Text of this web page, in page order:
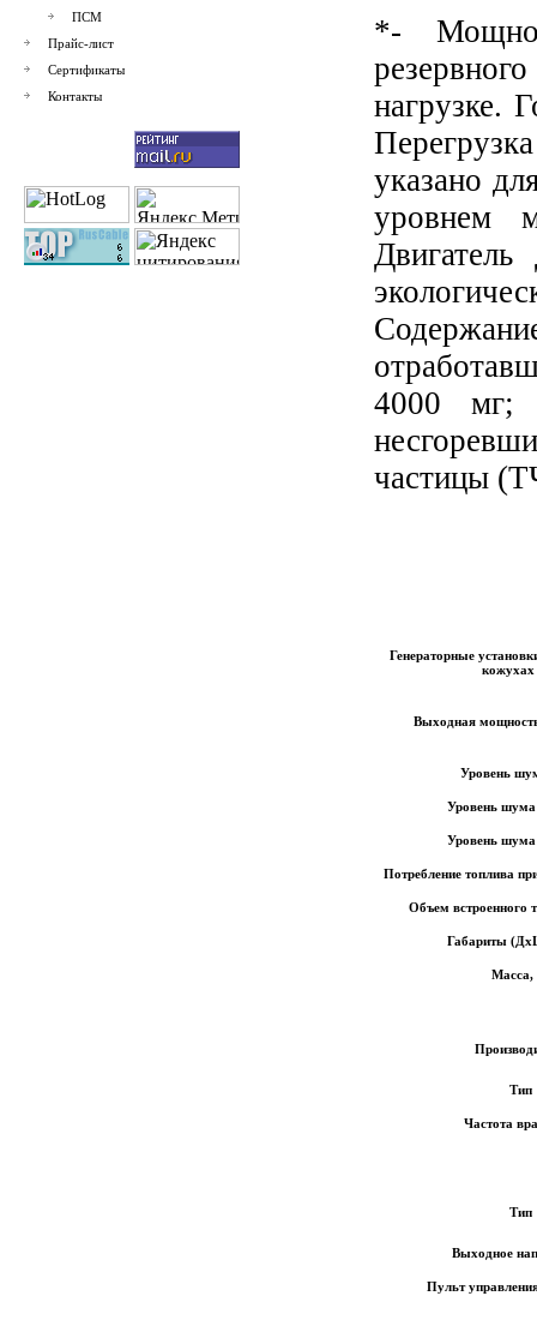
ПСМ
Прайс-лист
Сертификаты
Контакты
*-
нагрузке.
указано
уровнем
4000 мг;
частицы
Генераторные
кожухах
Выходная
Уровень
Уровень
Уровень
Потребление топлива
Объем встроенного
Габариты
Масса,
Тип
Частота
Тип
Выходное
Пульт